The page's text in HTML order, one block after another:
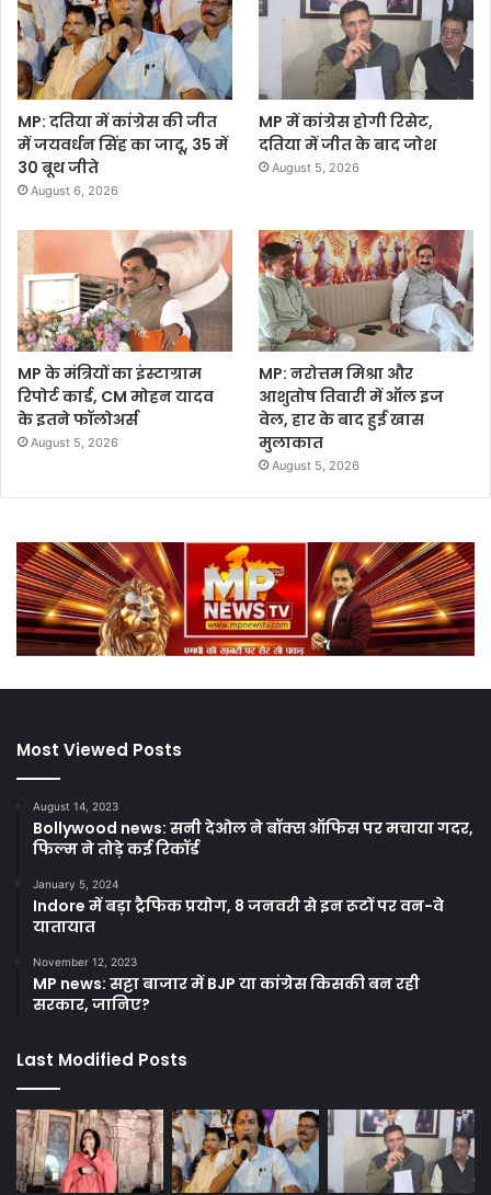
MP: दतिया में कांग्रेस की जीत
में जयवर्धन सिंह का जादू, 35 में
30 बूथ जीते
August 6, 2026
MP में कांग्रेस होगी रिसेट,
दतिया में जीत के बाद जोश
August 5, 2026
MP के मंत्रियों का इंस्टाग्राम
रिपोर्ट कार्ड, CM मोहन यादव
के इतने फॉलोअर्स
August 5, 2026
MP: नरोत्तम मिश्रा और
आशुतोष तिवारी में ऑल इज
वेल, हार के बाद हुई खास
मुलाकात
August 5, 2026
Most Viewed Posts
August 14, 2023
Bollywood news: सनी देओल ने बॉक्स ऑफिस पर मचाया गदर,
फिल्म ने तोड़े कई रिकॉर्ड
January 5, 2024
Indore में बड़ा ट्रैफिक प्रयोग, 8 जनवरी से इन रूटों पर वन-वे
यातायात
November 12, 2023
MP news: सट्टा बाजार में BJP या कांग्रेस किसकी बन रही
सरकार, जानिए?
Last Modified Posts